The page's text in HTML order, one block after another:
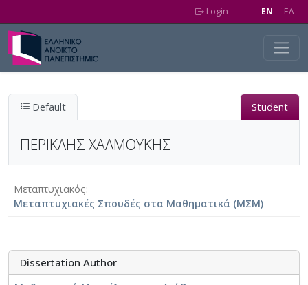
Login EN EΛ
Default Student
ΠΕΡΙΚΛΗΣ ΧΑΛΜΟΥΚΗΣ
Μεταπτυχιακός
Μεταπτυχιακές Σπουδές στα Μαθηματικά (ΜΣΜ)
Dissertation Author